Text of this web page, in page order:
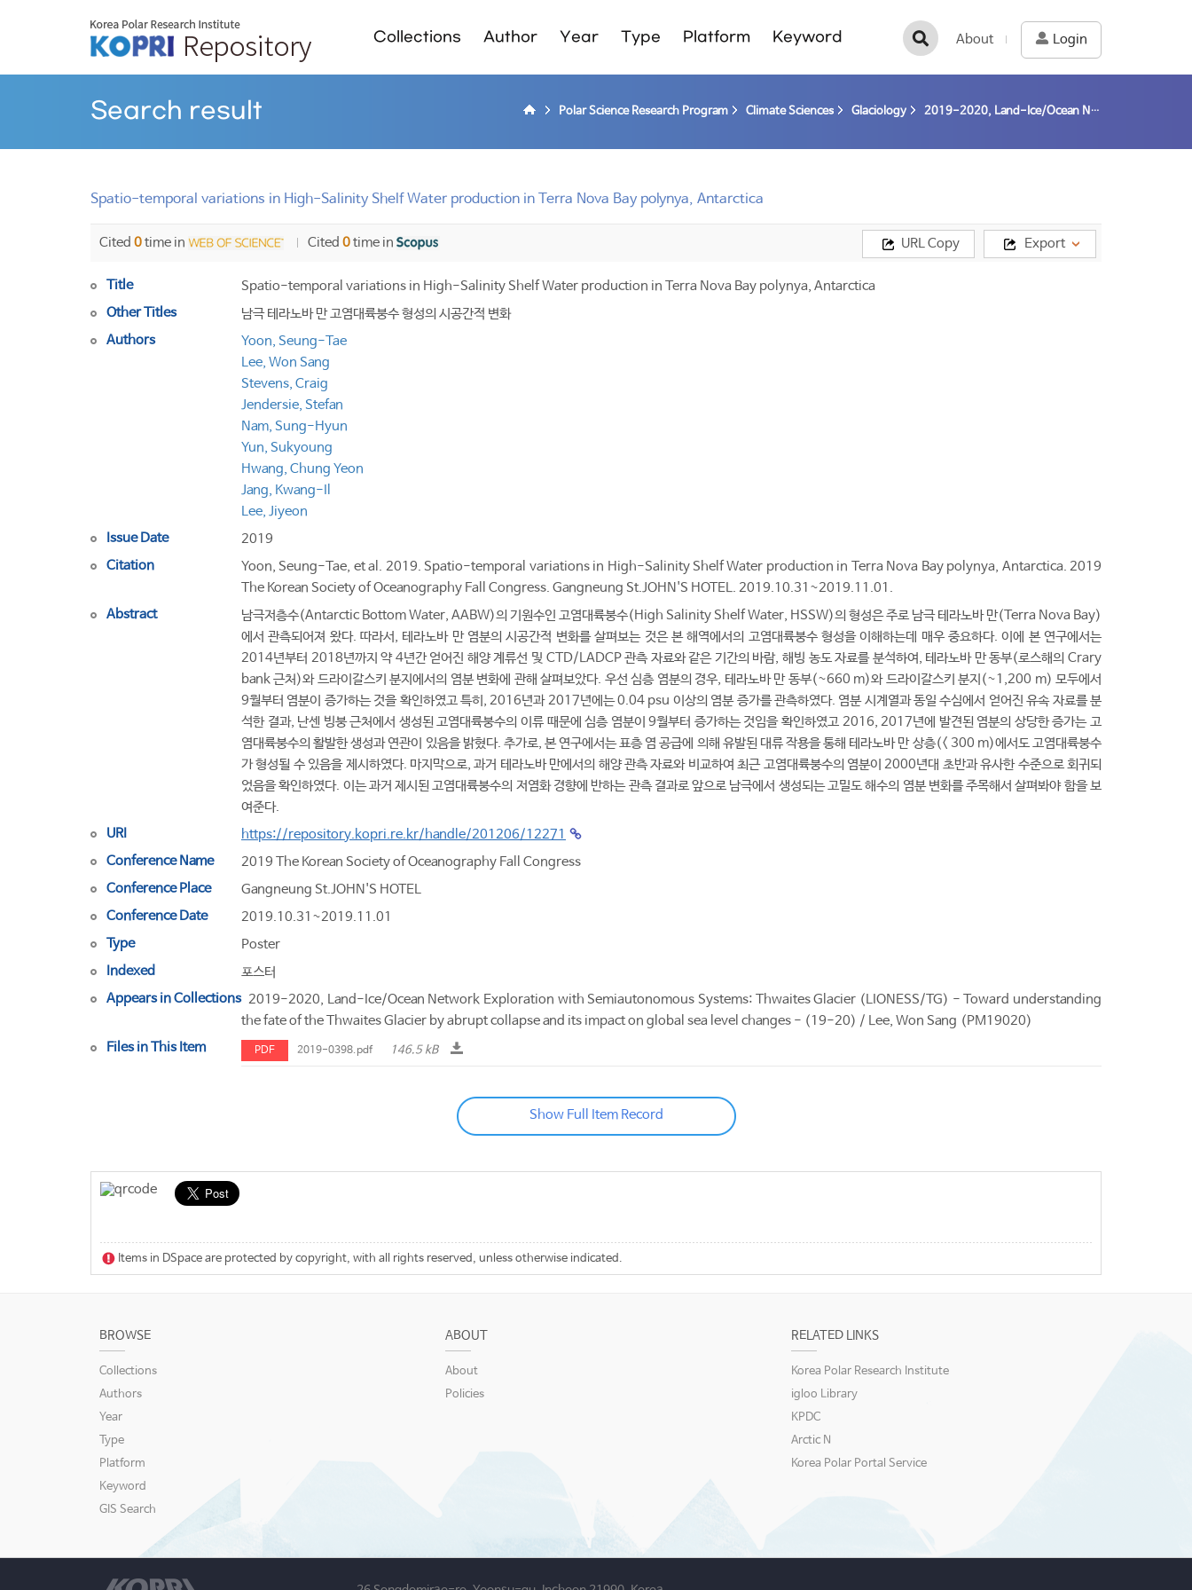
Collections Author Year Type Platform Keyword About Login
Search result Polar Science Research Program Climate Sciences Glaciology 2019-2020, Land-Ice/Ocean Network Exploration with Semiautonomous Systems: Thwaites Glacier (LIONESS/TG) - Toward understanding the fate of the Thwaites Glacier by abrupt collapse and its impact on global sea level changes - (19-20) / Lee, Won Sang
Spatio-temporal variations in High-Salinity Shelf Water production in Terra Nova Bay polynya, Antarctica
Cited 0time in Cited 0time in Export
URL Copy
Title
Spatio-temporal variations in High-Salinity Shelf Water production in Terra Nova Bay polynya, Antarctica
Other Titles
남극 테라노바 만 고염대륙붕수 형성의 시공간적 변화
Authors
Yoon, Seung-Tae
Lee, Won Sang
Stevens, Craig
Jendersie, Stefan
Nam, Sung-Hyun
Yun, Sukyoung
Hwang, Chung Yeon
Jang, Kwang-Il
Lee, Jiyeon
Issue Date
2019
Citation
Yoon, Seung-Tae, et al. 2019. Spatio-temporal variations in High-Salinity Shelf Water production in Terra Nova Bay polynya, Antarctica. 2019
The Korean Society of Oceanography Fall Congress. Gangneung St.JOHN'S HOTEL. 2019.10.31~2019.11.01.
Abstract
남극저층수(Antarctic Bottom Water, AABW)의 기원수인 고염대륙붕수(High Salinity Shelf Water, HSSW)의 형성은 주로 남극 테라노바 만(Terra Nova Bay)
에서 관측되어져 왔다. 따라서, 테라노바 만 염분의 시공간적 변화를 살펴보는 것은 본 해역에서의 고염대륙붕수 형성을 이해하는데 매우 중요하다. 이에 본 연구에서는
2014년부터 2018년까지 약 4년간 얻어진 해양 계류선 및 CTD/LADCP 관측 자료와 같은 기간의 바람, 해빙 농도 자료를 분석하여, 테라노바 만 동부(로스해의 Crary
bank 근처)와 드라이갈스키 분지에서의 염분 변화에 관해 살펴보았다. 우선 심층 염분의 경우, 테라노바 만 동부(~660 m)와 드라이갈스키 분지(~1,200 m) 모두에서
9월부터 염분이 증가하는 것을 확인하였고 특히, 2016년과 2017년에는 0.04 psu 이상의 염분 증가를 관측하였다. 염분 시계열과 동일 수심에서 얻어진 유속 자료를 분
석한 결과, 난센 빙붕 근처에서 생성된 고염대륙붕수의 이류 때문에 심층 염분이 9월부터 증가하는 것임을 확인하였고 2016, 2017년에 발견된 염분의 상당한 증가는 고
염대륙붕수의 활발한 생성과 연관이 있음을 밝혔다. 추가로, 본 연구에서는 표층 염 공급에 의해 유발된 대류 작용을 통해 테라노바 만 상층(< 300 m)에서도 고염대륙붕수
가 형성될 수 있음을 제시하였다. 마지막으로, 과거 테라노바 만에서의 해양 관측 자료와 비교하여 최근 고염대륙붕수의 염분이 2000년대 초반과 유사한 수준으로 회귀되
었음을 확인하였다. 이는 과거 제시된 고염대륙붕수의 저염화 경향에 반하는 관측 결과로 앞으로 남극에서 생성되는 고밀도 해수의 염분 변화를 주목해서 살펴봐야 함을 보
여준다.
URI
https://repository.kopri.re.kr/handle/201206/12271
Conference Name
2019 The Korean Society of Oceanography Fall Congress
Conference Place
Gangneung St.JOHN'S HOTEL
Conference Date
2019.10.31~2019.11.01
Type
Poster
Indexed
포스터
Appears in Collections 2019-2020, Land-Ice/Ocean Network Exploration with Semiautonomous Systems: Thwaites Glacier (LIONESS/TG) - Toward understanding
the fate of the Thwaites Glacier by abrupt collapse and its impact on global sea level changes - (19-20) / Lee, Won Sang (PM19020)
Files in This Item
PDF 2019-0398.pdf 146.5 kB
Show Full Item Record
Items in DSpace are protected by copyright, with all rights reserved, unless otherwise indicated.
BROWSE
Collections
Authors
Year
Type
Platform
Keyword
GIS Search
ABOUT
About
Policies
RELATED LINKS
Korea Polar Research Institute
igloo Library
KPDC
Arctic N
Korea Polar Portal Service